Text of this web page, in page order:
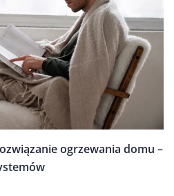
ogrzewania domu –